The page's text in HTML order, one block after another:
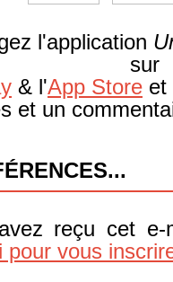
l'application
sur
& l'App Store et
et un
reçu cet e-
pour vous